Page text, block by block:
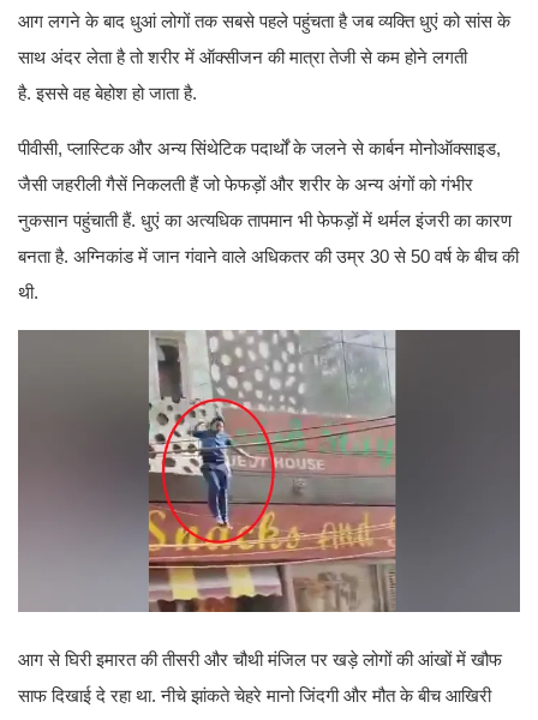
आग लगने के बाद धुआं लोगों तक सबसे पहले पहुंचता है जब व्यक्ति धुएं को सांस के
साथ अंदर लेता है तो शरीर में ऑक्सीजन की मात्रा तेजी से कम होने लगती
है. इससे वह बेहोश हो जाता है.
पीवीसी, प्लास्टिक और अन्य सिंथेटिक पदार्थों के जलने से कार्बन मोनोऑक्साइड,
जैसी जहरीली गैसें निकलती हैं जो फेफड़ों और शरीर के अन्य अंगों को गंभीर
नुकसान पहुंचाती हैं. धुएं का अत्यधिक तापमान भी फेफड़ों में थर्मल इंजरी का कारण
बनता है. अग्निकांड में जान गंवाने वाले अधिकतर की उम्र 30 से 50 वर्ष के बीच की
थी.
आग से घिरी इमारत की तीसरी और चौथी मंजिल पर खड़े लोगों की आंखों में खौफ
साफ दिखाई दे रहा था. नीचे झांकते चेहरे मानो जिंदगी और मौत के बीच आखिरी